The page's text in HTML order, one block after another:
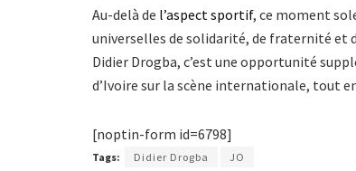
Au-delà de l’aspect sportif, ce moment
universelles de solidarité, de fraternité et
Didier Drogba, c’est une opportunité
d’Ivoire sur la scène internationale, tout
[noptin-form id=6798]
Tags: Didier Drogba JO